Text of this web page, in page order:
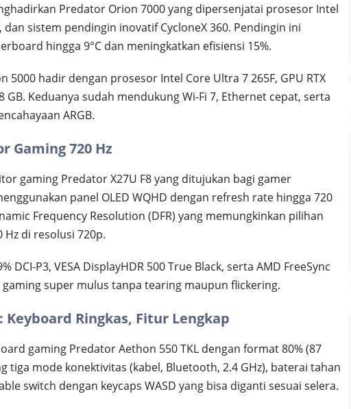
Predator Orion 7000 yang dipersenjatai prosesor Intel
dan sistem pendingin inovatif CycloneX 360. Pendingin ini
hingga 9°C dan meningkatkan efisiensi 15%.
5000 hadir dengan prosesor Intel Core Ultra 7 265F, GPU RTX
GB. Keduanya sudah mendukung Wi-Fi 7, Ethernet cepat, serta
ARGB.
Gaming 720 Hz
gaming Predator X27U F8 yang ditujukan bagi gamer
panel OLED WQHD dengan refresh rate hingga 720
Frequency Resolution (DFR) yang memungkinkan pilihan
Hz di resolusi 720p.
P3, VESA DisplayHDR 500 True Black, serta AMD FreeSync
super mulus tanpa tearing maupun flickering.
Keyboard Ringkas, Fitur Lengkap
gaming Predator Aethon 550 TKL dengan format 80% (87
tiga mode konektivitas (kabel, Bluetooth, 2.4 GHz), baterai tahan
switch dengan keycaps WASD yang bisa diganti sesuai selera.